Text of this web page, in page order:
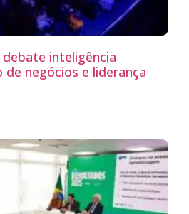
debate inteligência
negócios e liderança